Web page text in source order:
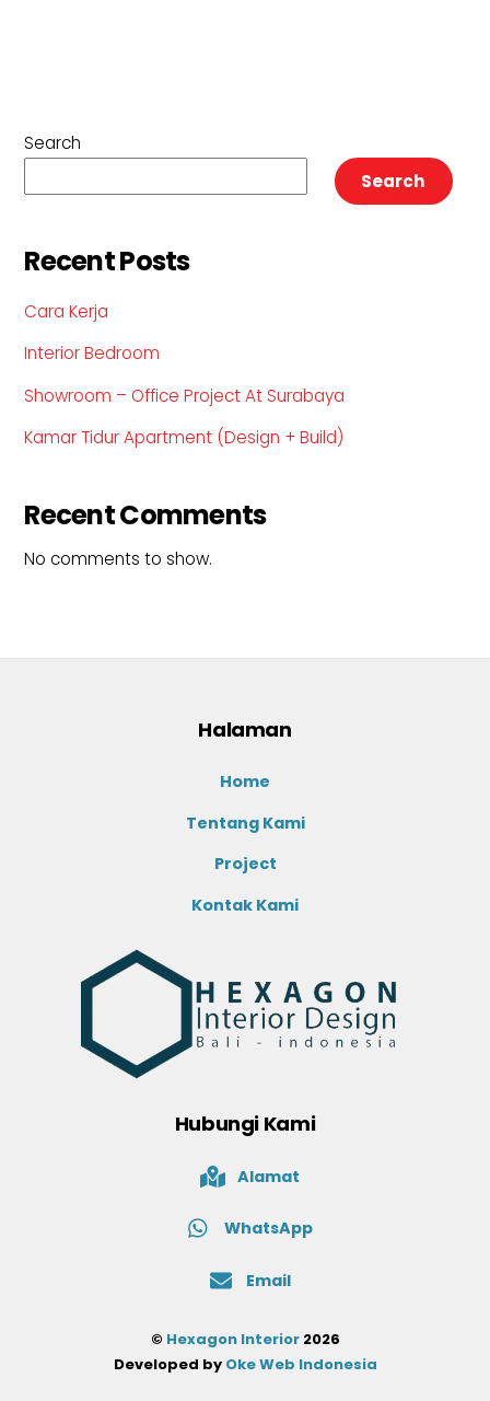
Search
Search
Recent Posts
Cara Kerja
Interior Bedroom
Showroom – Office Project At Surabaya
Kamar Tidur Apartment (Design + Build)
Recent Comments
No comments to show.
Halaman
Home
Tentang Kami
Project
Kontak Kami
Hubungi Kami
Alamat
WhatsApp
Email
© Hexagon Interior2026
Developed by Oke Web Indonesia